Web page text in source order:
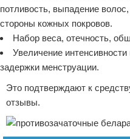
потливость, выпадение
стороны кожных покровов.
Набор веса, отечность,
Увеличение
задержки менструации.
Это подтверждают к
отзывы.